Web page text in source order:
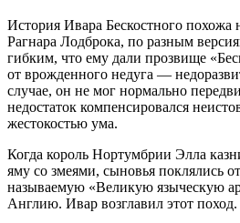
История Ивара Бескостного похожа
Рагнара Лодброка, по разным
гибким, что ему дали прозвище
от врожденного недуга —
случае, он не мог нормально
недостаток компенсировался
жестокостью ума.
Когда король Нортумбрии Элла
яму со змеями, сыновья поклялись
называемую «Великую языческую
Англию. Ивар возглавил этот поход.